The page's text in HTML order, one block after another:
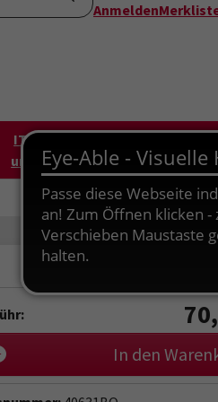
Anmelden
IT, Arbeit
und Beruf
Borkens +
In den